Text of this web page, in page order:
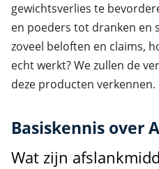
gewichtsverlies te
en poeders tot dranken en
zoveel beloften en claims,
echt werkt? We zullen de
deze producten verkennen.
Basiskennis over
Wat zijn